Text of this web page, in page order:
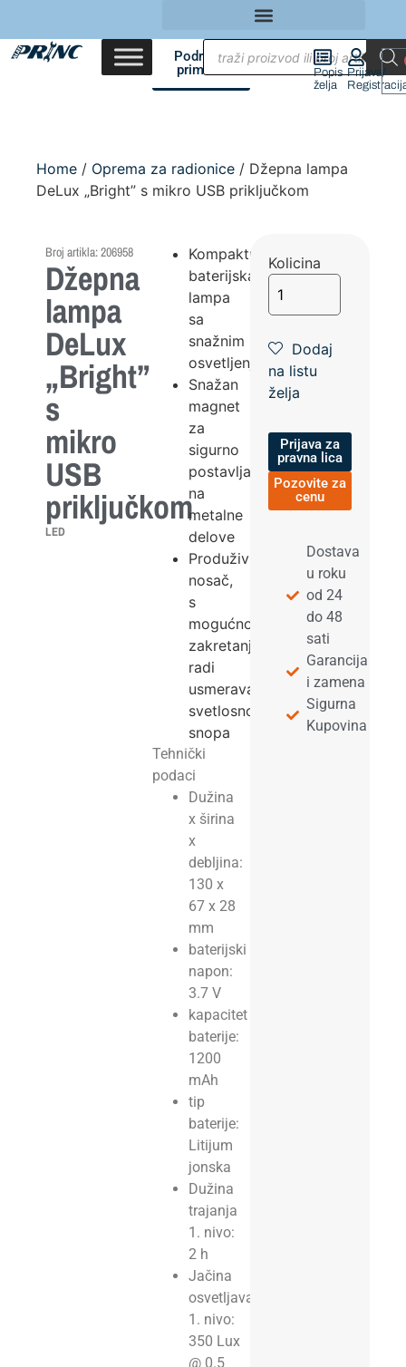
Područja
primene
Popis
želja
Prijava/
Home / Oprema za radionice / Džepna lampa
DeLux „Bright” s mikro USB priključkom
Broj artikla: 206958
Džepna
lampa
DeLux
„Bright”
s
mikro
USB
priključkom
LED
Kompaktna
baterijska
lampa
sa
snažnim
osvetljenjem
Snažan
magnet
za
sigurno
postavljanje
na
metalne
delove
Produživi
nosač,
s
mogućnošću
zakretanja
radi
usmeravanja
svetlosnog
snopa
Tehnički
podaci
Dužina
x širina
x
debljina:
130 x
67 x 28
mm
baterijski
napon:
3.7 V
kapacitet
baterije:
1200
mAh
tip
baterije:
Litijum
jonska
Dužina
trajanja
1. nivo:
2 h
Jačina
osvetljavanja
1. nivo:
350 Lux
@ 0.5
Kolicina
Dodaj
na listu
želja
Prijava za
pravna lica
Pozovite za
cenu
Dostava
u roku
od 24
do 48
sati
Garancija
i zamena
Sigurna
Kupovina